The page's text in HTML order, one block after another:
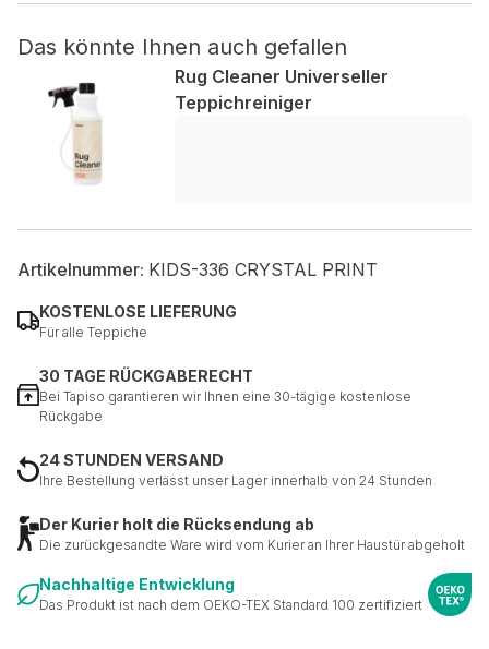
Das könnte Ihnen auch gefallen
Rug Cleaner Universeller
Teppichreiniger
Artikelnummer: KIDS-336 CRYSTAL PRINT
KOSTENLOSE LIEFERUNG
Für alle Teppiche
30 TAGE RÜCKGABERECHT
Bei Tapiso garantieren wir Ihnen eine 30-tägige kostenlose
Rückgabe
24 STUNDEN VERSAND
Ihre Bestellung verlässt unser Lager innerhalb von 24 Stunden
Der Kurier holt die Rücksendung ab
Die zurückgesandte Ware wird vom Kurier an Ihrer Haustür abgeholt
Nachhaltige Entwicklung
Das Produkt ist nach dem OEKO-TEX Standard 100 zertifiziert
Nicht kategorisiert.
Andere nicht kategorisierte Cookies sind solche, die
analysiert werden und noch keiner Kategorie zugeordnet
wurden.